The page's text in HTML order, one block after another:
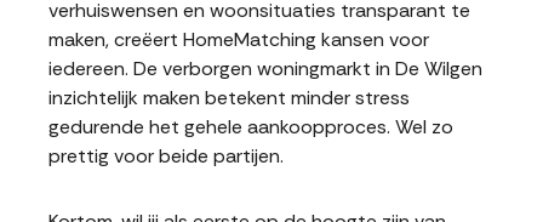
verhuiswensen en woonsituaties transparant te
maken, creëert HomeMatching kansen voor
iedereen. De verborgen woningmarkt in De Wilgen
inzichtelijk maken betekent minder stress
gedurende het gehele aankoopproces. Wel zo
prettig voor beide partijen.